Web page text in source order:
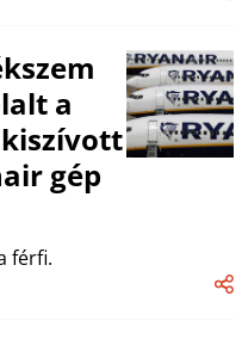
a
gép
férfi.